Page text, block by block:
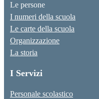
Le persone
I numeri della scuola
Le carte della scuola
Organizzazione
La storia
I Servizi
Personale scolastico